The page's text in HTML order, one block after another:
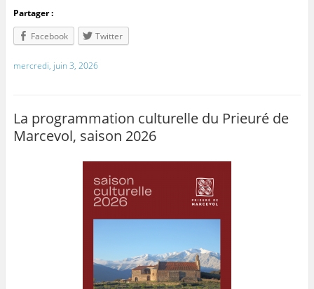
Partager :
Facebook
Twitter
mercredi, juin 3, 2026
La programmation culturelle du Prieuré de
Marcevol, saison 2026